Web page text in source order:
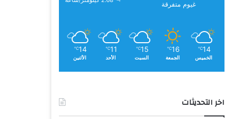
غيوم متفرقة
14
℃
الخميس
16
℃
الجمعة
15
℃
السبت
11
℃
الأحد
14
℃
الأثنين
اخر التحديثات